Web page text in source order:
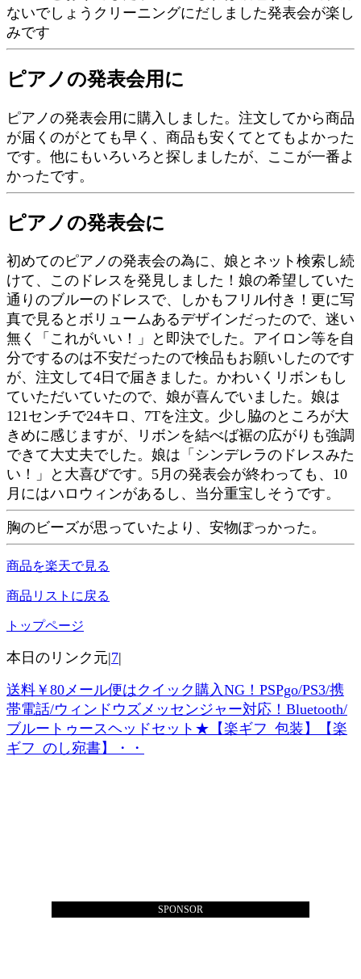
ないでしょうクリーニングにだしました発表会が楽し
みです
ピアノの発表会用に
ピアノの発表会用に購入しました。注文してから商品
が届くのがとても早く、商品も安くてとてもよかった
です。他にもいろいろと探しましたが、ここが一番よ
かったです。
ピアノの発表会に
初めてのピアノの発表会の為に、娘とネット検索し続
けて、このドレスを発見しました！娘の希望していた
通りのブルーのドレスで、しかもフリル付き！更に写
真で見るとボリュームあるデザインだったので、迷い
無く「これがいい！」と即決でした。アイロン等を自
分でするのは不安だったので検品もお願いしたのです
が、注文して4日で届きました。かわいくリボンもし
ていただいていたので、娘が喜んでいました。娘は
121センチで24キロ、7Tを注文。少し脇のところが大
きめに感じますが、リボンを結べば裾の広がりも強調
できて大丈夫でした。娘は「シンデレラのドレスみた
い！」と大喜びです。5月の発表会が終わっても、10
月にはハロウィンがあるし、当分重宝しそうです。
胸のビーズが思っていたより、安物ぽっかった。
商品を楽天で見る
商品リストに戻る
トップページ
本日のリンク元|7|
送料￥80メール便はクイック購入NG！PSPgo/PS3/携
帯電話/ウィンドウズメッセンジャー対応！Bluetooth/
ブルートゥースヘッドセット★【楽ギフ_包装】【楽
ギフ_のし宛書】・・
SPONSOR